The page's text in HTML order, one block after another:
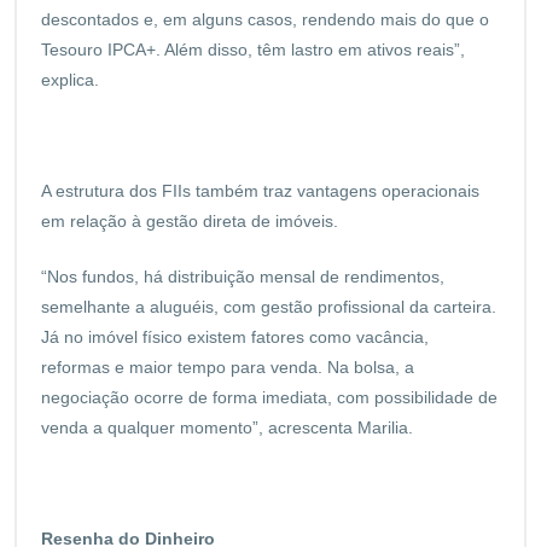
descontados e, em alguns casos, rendendo mais do que o
Tesouro IPCA+. Além disso, têm lastro em ativos reais”,
explica.
A estrutura dos FIIs também traz vantagens operacionais
em relação à gestão direta de imóveis.
“Nos fundos, há distribuição mensal de rendimentos,
semelhante a aluguéis, com gestão profissional da carteira.
Já no imóvel físico existem fatores como vacância,
reformas e maior tempo para venda. Na bolsa, a
negociação ocorre de forma imediata, com possibilidade de
venda a qualquer momento”, acrescenta Marilia.
Resenha do Dinheiro